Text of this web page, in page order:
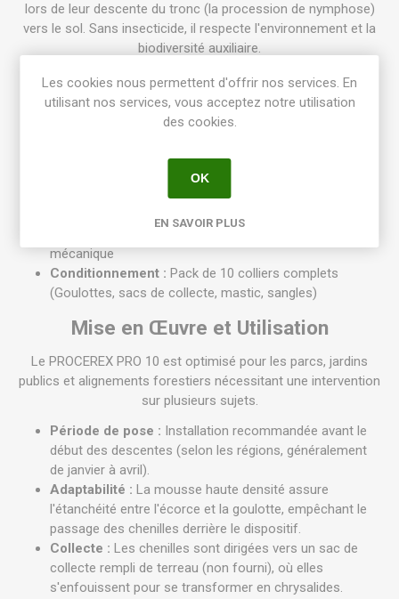
lors de leur descente du tronc (la procession de nymphose)
vers le sol. Sans insecticide, il respecte l'environnement et la
biodiversité auxiliaire.
Caractéristiques Techniques
Référence Fabricant : PV-PPA-01069
3308083041796
16,60 mètres de colliers (10 x 1,66m)
Chenille processionnaire du pin
mécanique
Conditionnement : Pack de 10 colliers complets
(Goulottes, sacs de collecte, mastic, sangles)
Mise en Œuvre et Utilisation
Le PROCEREX PRO 10 est optimisé pour les parcs, jardins
publics et alignements forestiers nécessitant une intervention
sur plusieurs sujets.
Période de pose : Installation recommandée avant le
début des descentes (selon les régions, généralement
de janvier à avril).
Adaptabilité : La mousse haute densité assure
l'étanchéité entre l'écorce et la goulotte, empêchant le
passage des chenilles derrière le dispositif.
Collecte : Les chenilles sont dirigées vers un sac de
collecte rempli de terreau (non fourni), où elles
s'enfouissent pour se transformer en chrysalides.
Les cookies nous permettent d'offrir nos services. En
utilisant nos services, vous acceptez notre utilisation
des cookies.
OK
EN SAVOIR PLUS